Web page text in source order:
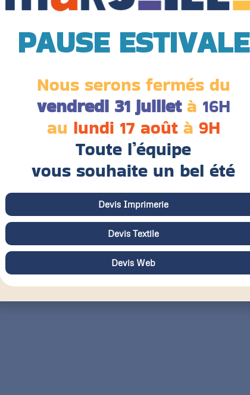
PAUSE ESTIVALE
Nous serons fermés du
vendredi 31 juilletà 16H
au lundi 17 aoûtà 9H
Toute l’équipe
vous souhaite un bel été
Devis Imprimerie
Devis Textile
Devis Web